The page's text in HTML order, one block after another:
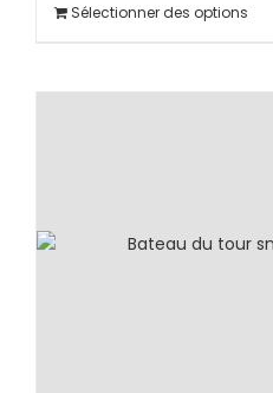
Sélectionner des options